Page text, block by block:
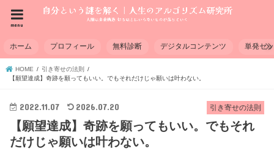
menu
ホーム プロフィール 無料診断 デジタルコンテンツ 単発セ
HOME
引き寄せの法則
【願望達成】奇跡を願ってもいい。でもそれだけじゃ願いは叶わない。
引き寄せの法則
2022.11.07 2026.07.20
【願望達成】奇跡を願ってもいい。でもそれ
だけじゃ願いは叶わない。